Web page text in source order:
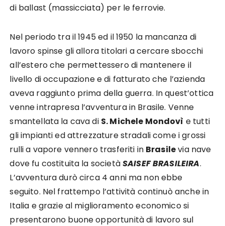
di ballast (massicciata) per le ferrovie.
Nel periodo tra il 1945 ed il 1950 la mancanza di
lavoro spinse gli allora titolari a cercare sbocchi
all’estero che permettessero di mantenere il
livello di occupazione e di fatturato che l’azienda
aveva raggiunto prima della guerra. In quest’ottica
venne intrapresa l’avventura in Brasile. Venne
smantellata la cava di S. Michele Mondovì e tutti
gli impianti ed attrezzature stradali come i grossi
rulli a vapore vennero trasferiti in Brasilevia nave
dove fu costituita la societàSAISEF BRASILEIRA.
L’avventura durò circa 4 anni ma non ebbe
seguito. Nel frattempo l’attività continuò anche in
Italia e grazie al miglioramento economico si
presentarono buone opportunità di lavoro sul